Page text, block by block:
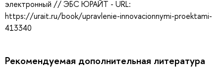
электронный // ЭБС ЮРАЙТ - URL:
https://urait.ru/book/upravlenie-innovacionnymi-proektami-
413340
Рекомендуемая дополнительная литература